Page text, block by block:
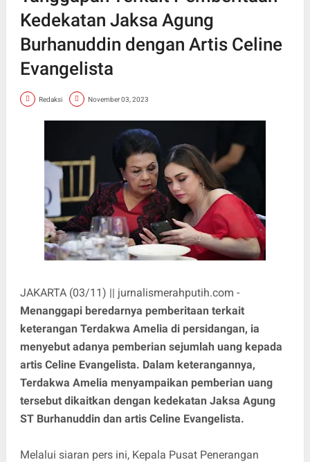
Kedekatan Jaksa Agung
Burhanuddin dengan Artis Celine
Evangelista
Redaksi November 03, 2023
JAKARTA (03/11) || jurnalismerahputih.com -
Menanggapi beredarnya pemberitaan terkait
keterangan Terdakwa Amelia di persidangan, ia
menyebut adanya pemberian sejumlah uang kepada
artis Celine Evangelista. Dalam keterangannya,
Terdakwa Amelia menyampaikan pemberian uang
tersebut dikaitkan dengan kedekatan Jaksa Agung
ST Burhanuddin dan artis Celine Evangelista.
Melalui siaran pers ini, Kepala Pusat Penerangan